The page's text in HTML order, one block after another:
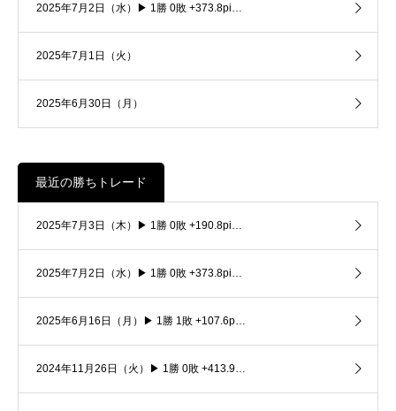
2025年7月2日（水）▶ 1勝 0敗 +373.8pi…
2025年7月1日（火）
2025年6月30日（月）
最近の勝ちトレード
2025年7月3日（木）▶ 1勝 0敗 +190.8pi…
2025年7月2日（水）▶ 1勝 0敗 +373.8pi…
2025年6月16日（月）▶ 1勝 1敗 +107.6p…
2024年11月26日（火）▶ 1勝 0敗 +413.9…